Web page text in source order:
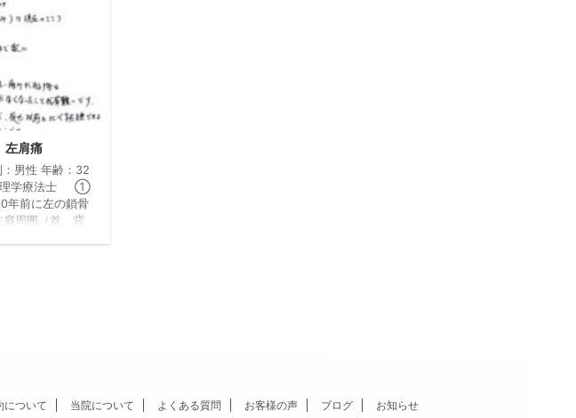
左肩痛
男性 年齢：32
理学療法士 ①
年前に左の鎖骨
肩周囲（首、背
について 当院について よくある質問 お客様の声 ブログ お知らせ